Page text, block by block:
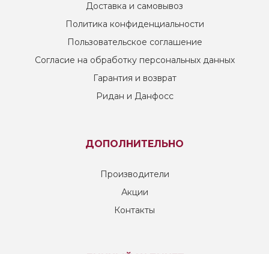
Доставка и самовывоз
Политика конфиденциальности
Пользовательское соглашение
Согласие на обработку персональных данных
Гарантия и возврат
Ридан и Данфосс
ДОПОЛНИТЕЛЬНО
Производители
Акции
Контакты